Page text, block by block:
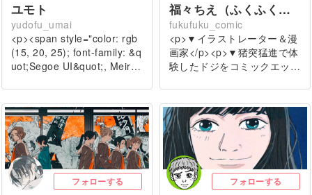
ユモト
yudofu_umai
<p><span style="color: rgb
(15, 20, 25); font-family: &q
uot;Segoe UI&quot;, Meir…
福々ちえ（ふくふくちえ）
fukufuku_comic
<p>▼イラストレーター＆漫
画家</p><p>▼猪突猛進で体
験したドジをコミックエッ…
フォローする フォローする